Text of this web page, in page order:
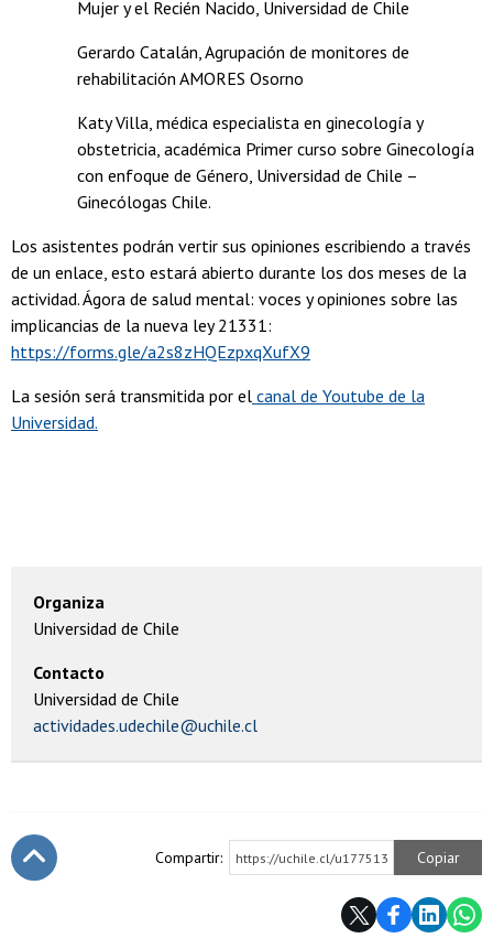
Mujer y el Recién Nacido, Universidad de Chile
Gerardo Catalán, Agrupación de monitores de
rehabilitación AMORES Osorno
Katy Villa, médica especialista en ginecología y
obstetricia, académica Primer curso sobre Ginecología
con enfoque de Género, Universidad de Chile –
Ginecólogas Chile.
Los asistentes podrán vertir sus opiniones escribiendo a través
de un enlace, esto estará abierto durante los dos meses de la
actividad. Ágora de salud mental: voces y opiniones sobre las
implicancias de la nueva ley 21331:
https://forms.gle/a2s8zHQEzpxqXufX9
La sesión será transmitida por el canal de Youtube de la
Universidad.
Organiza
Universidad de Chile
Contacto
Universidad de Chile
actividades.udechile@uchile.cl
Compartir: https://uchile.cl/u177513 Copiar